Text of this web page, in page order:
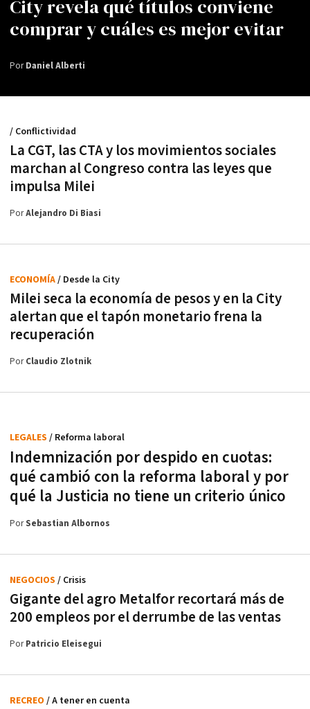
City revela qué títulos conviene
comprar y cuáles es mejor evitar
PorDaniel Alberti
La CGT, las CTA y los movimientos sociales
marchan al Congreso contra las leyes que
impulsa Milei
/ Conflictividad
PorAlejandro Di Biasi
Milei seca la economía de pesos y en la City
alertan que el tapón monetario frena la
recuperación
ECONOMÍA/ Desde la City
PorClaudio Zlotnik
Indemnización por despido en cuotas:
qué cambió con la reforma laboral y por
qué la Justicia no tiene un criterio único
LEGALES / Reforma laboral
PorSebastian Albornos
Gigante del agro Metalfor recortará más de
200 empleos por el derrumbe de las ventas
NEGOCIOS / Crisis
PorPatricio Eleisegui
RECREO / A tener en cuenta